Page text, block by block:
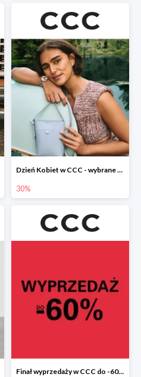
Dzień Kobiet w CCC - wybrane torebki i buty do -30%
30%
Finał wyprzedaży w CCC do -60%